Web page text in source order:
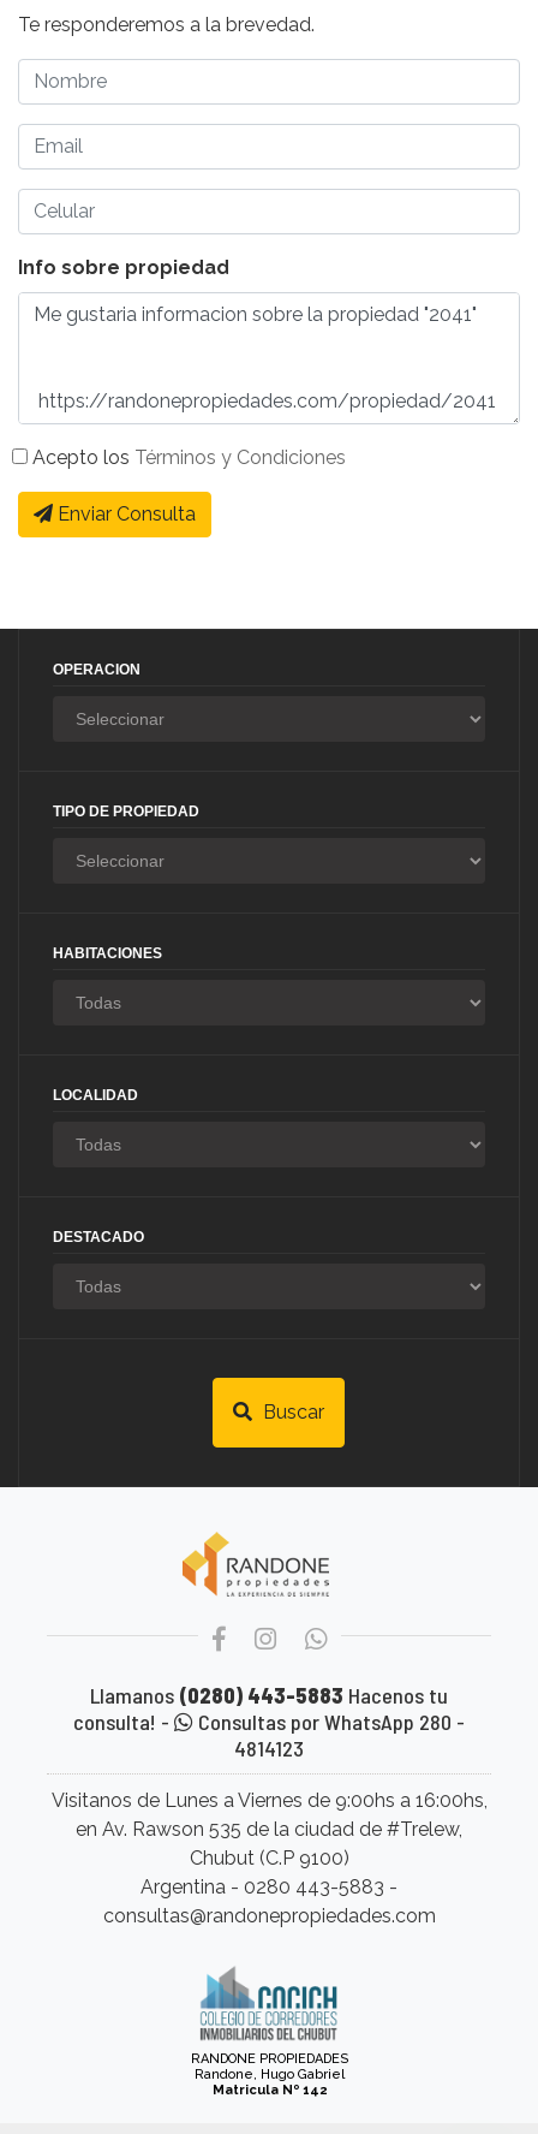
Te responderemos a la brevedad.
Info sobre propiedad
Acepto los Términos y Condiciones
Enviar Consulta
OPERACION
TIPO DE PROPIEDAD
HABITACIONES
LOCALIDAD
DESTACADO
Buscar
Llamanos (0280) 443-5883 Hacenos tu
consulta! -
Consultas por WhatsApp 280 -
4814123
Visitanos de Lunes a Viernes de 9:00hs a 16:00hs,
en Av. Rawson 535 de la ciudad de #Trelew,
Chubut (C.P 9100)
Argentina - 0280 443-5883 -
consultas@randonepropiedades.com
RANDONE PROPIEDADES
Randone, Hugo Gabriel
Matricula Nº 142